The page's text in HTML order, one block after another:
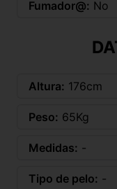
Fumador@: No
Altura: 176cm
Peso: 65Kg
Medidas: -
Tipo de pelo: -